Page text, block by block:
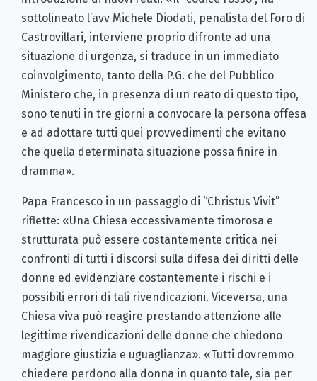
sottolineato l’avv Michele Diodati, penalista del Foro di
Castrovillari, interviene proprio difronte ad una
situazione di urgenza, si traduce in un immediato
coinvolgimento, tanto della P.G. che del Pubblico
Ministero che, in presenza di un reato di questo tipo,
sono tenuti in tre giorni a convocare la persona offesa
e ad adottare tutti quei provvedimenti che evitano
che quella determinata situazione possa finire in
dramma».
Papa Francesco in un passaggio di “Christus Vivit”
riflette: «Una Chiesa eccessivamente timorosa e
strutturata può essere costantemente critica nei
confronti di tutti i discorsi sulla difesa dei diritti delle
donne ed evidenziare costantemente i rischi e i
possibili errori di tali rivendicazioni. Viceversa, una
Chiesa viva può reagire prestando attenzione alle
legittime rivendicazioni delle donne che chiedono
maggiore giustizia e uguaglianza». «Tutti dovremmo
chiedere perdono alla donna in quanto tale, sia per